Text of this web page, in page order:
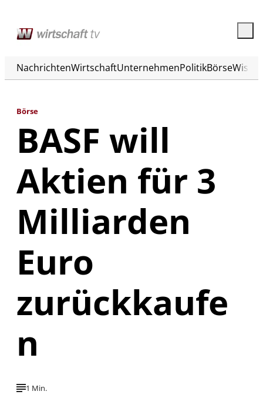
NachrichtenWirtschaftUnternehmenPolitikBörse
Börse
BASF will
Aktien für 3
Milliarden
Euro
zurückkaufe
n
1 Min.